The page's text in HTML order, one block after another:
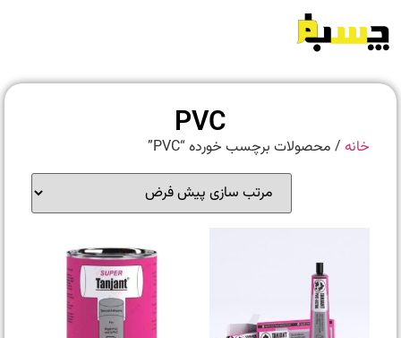
PVC
خانه/ محصولات برچسب خورده “PVC”